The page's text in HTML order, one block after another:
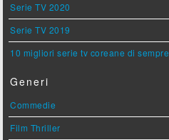
Serie TV 2020
Serie TV 2019
10 migliori serie tv coreane di sempre
Generi
Commedie
Film Thriller